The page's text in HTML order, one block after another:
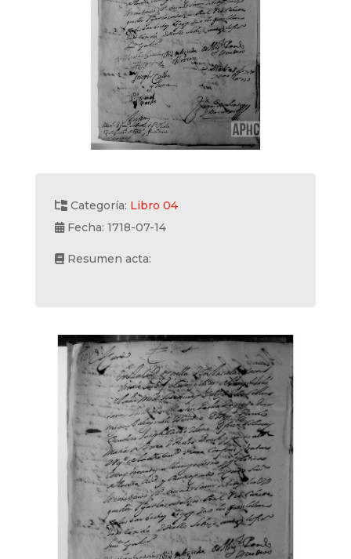
Categoría: Libro 04
Fecha: 1718-07-14
Resumen acta: